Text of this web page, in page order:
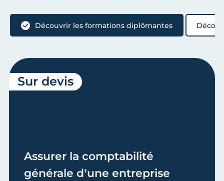
Découvrir les formations diplômantes
Assurer la comptabilité
générale d’une entreprise
Sur devis